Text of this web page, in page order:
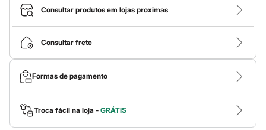
Calças
Casacos e Jaquetas
Jeans
Macacões
Saias
Shorts e Bermudas
Vestidos
Acessórios
Bolsas
Bonés e Chapéus
Bijoux
Cintos
Consultar produtos em lojas proximas
Consultar frete
Formas de pagamento
Troca fácil na loja - GRÁTIS